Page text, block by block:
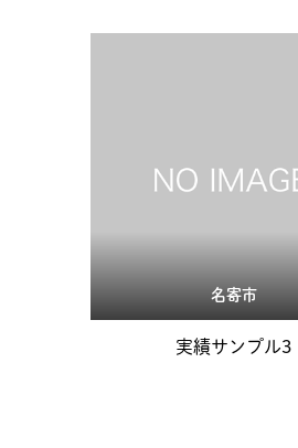
名寄市
実績サンプル3